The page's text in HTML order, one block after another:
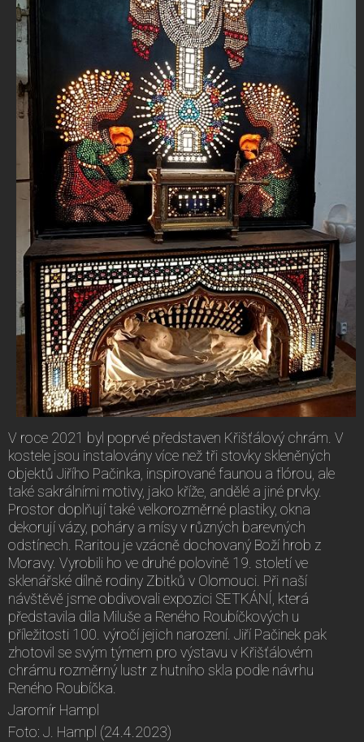
V roce 2021 byl poprvé představen Křišťálový chrám. V
kostele jsou instalovány více než tři stovky skleněných
objektů Jiřího Pačinka, inspirované faunou a flórou, ale
také sakrálními motivy, jako kříže, andělé a jiné prvky.
Prostor doplňují také velkorozměrné plastiky, okna
dekorují vázy, poháry a mísy v různých barevných
odstínech. Raritou je vzácně dochovaný Boží hrob z
Moravy. Vyrobili ho ve druhé polovině 19. století ve
sklenářské dílně rodiny Zbitků v Olomouci. Při naší
návštěvě jsme obdivovali expozici SETKÁNÍ, která
představila díla Miluše a Reného Roubíčkových u
příležitosti 100. výročí jejich narození. Jiří Pačinek pak
zhotovil se svým týmem pro výstavu v Křišťálovém
chrámu rozměrný lustr z hutního skla podle návrhu
Reného Roubíčka.
Jaromír Hampl
Foto: J. Hampl (24.4.2023)